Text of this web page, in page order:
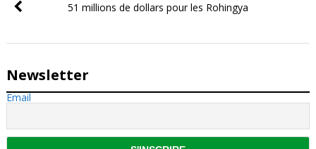
51 millions de dollars pour les Rohingya
Newsletter
Email